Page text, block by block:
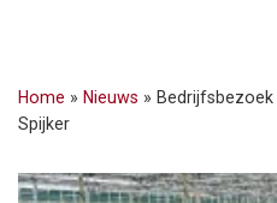
Home » Nieuws » Bedrijfsbezoek
Spijker